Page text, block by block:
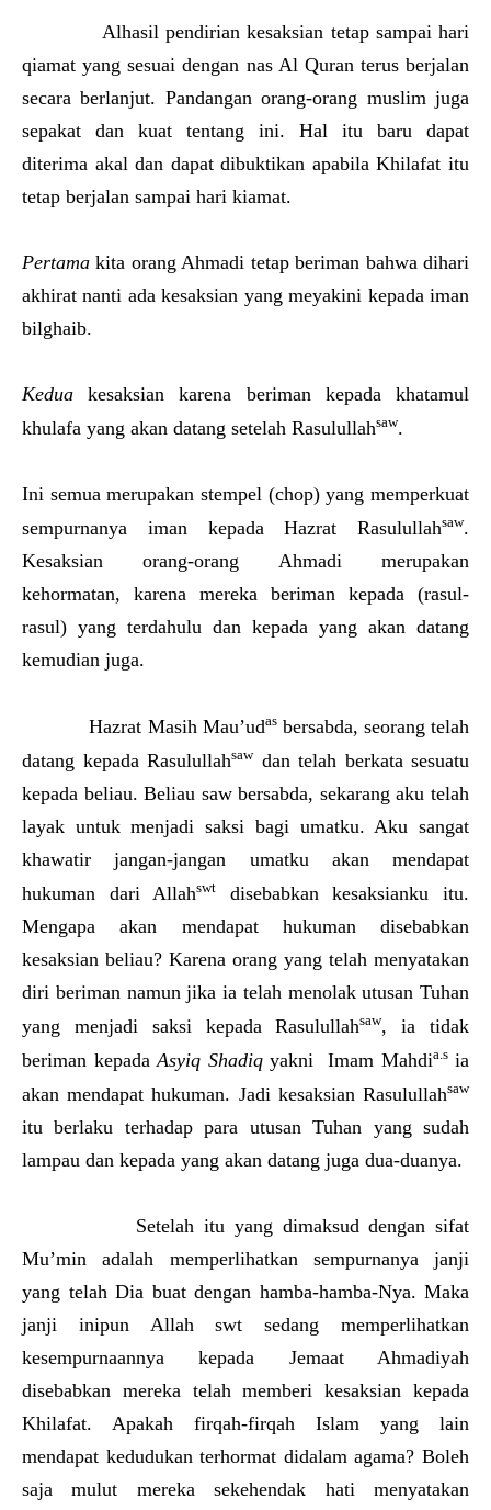
Alhasil pendirian kesaksian tetap sampai hari
qiamat yang sesuai dengan nas Al Quran terus berjalan
secara berlanjut. Pandangan orang-orang muslim juga
sepakat dan kuat tentang ini. Hal itu baru dapat
diterima akal dan dapat dibuktikan apabila Khilafat itu
tetap berjalan sampai hari kiamat.
Pertama kita orang Ahmadi tetap beriman bahwa dihari
akhirat nanti ada kesaksian yang meyakini kepada iman
bilghaib.
Kedua kesaksian karena beriman kepada khatamul
khulafa yang akan datang setelah Rasulullahsaw.
Ini semua merupakan stempel (chop) yang memperkuat
sempurnanya iman kepada Hazrat Rasulullahsaw.
Kesaksian orang-orang Ahmadi merupakan
kehormatan, karena mereka beriman kepada (rasul-
rasul) yang terdahulu dan kepada yang akan datang
kemudian juga.
Hazrat Masih Mau’udasbersabda, seorang telah
datang kepada Rasulullahsawdan telah berkata sesuatu
kepada beliau. Beliau saw bersabda, sekarang aku telah
layak untuk menjadi saksi bagi umatku. Aku sangat
khawatir jangan-jangan umatku akan mendapat
hukuman dari Allahswt
disebabkan kesaksianku itu.
Mengapa akan mendapat hukuman disebabkan
kesaksian beliau? Karena orang yang telah menyatakan
diri beriman namun jika ia telah menolak utusan Tuhan
yang menjadi saksi kepada Rasulullahsaw, ia tidak
beriman kepadaAsyiq Shadiqyakni Imam Mahdia.sia
akan mendapat hukuman. Jadi kesaksian Rasulullahsaw
itu berlaku terhadap para utusan Tuhan yang sudah
lampau dan kepada yang akan datang juga dua-duanya.
Setelah itu yang dimaksud dengan sifat
Mu’min adalah memperlihatkan sempurnanya janji
yang telah Dia buat dengan hamba-hamba-Nya. Maka
janji inipun Allah swt sedang memperlihatkan
kesempurnaannya kepada Jemaat Ahmadiyah
disebabkan mereka telah memberi kesaksian kepada
Khilafat. Apakah firqah-firqah Islam yang lain
mendapat kedudukan terhormat didalam agama? Boleh
saja mulut mereka sekehendak hati menyatakan